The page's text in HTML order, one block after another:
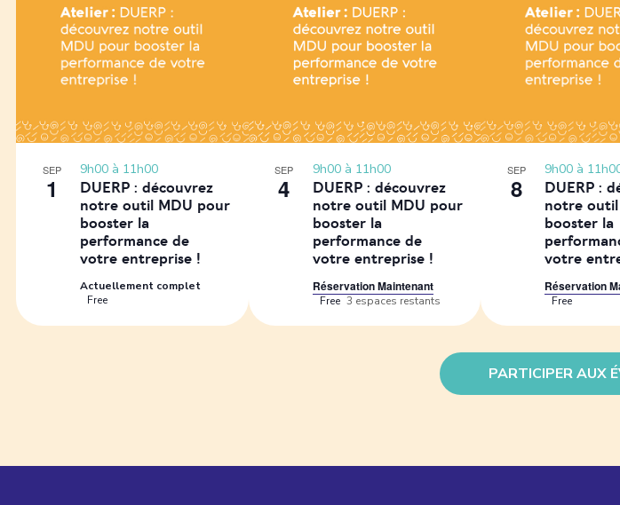
SEP
1
9h00 à 11h00
DUERP : découvrez
notre outil MDU pour
booster la
performance de
votre entreprise !
Actuellement complet
Free
SEP
4
9h00 à 11h00
DUERP : découvrez
notre outil MDU pour
booster la
performance de
votre entreprise !
Réservation Maintenant
Free 3 espaces restants
SEP
8
9h00 à
DUERP :
notre
booster la
votre
Réservation
Free
PARTICIPER AUX